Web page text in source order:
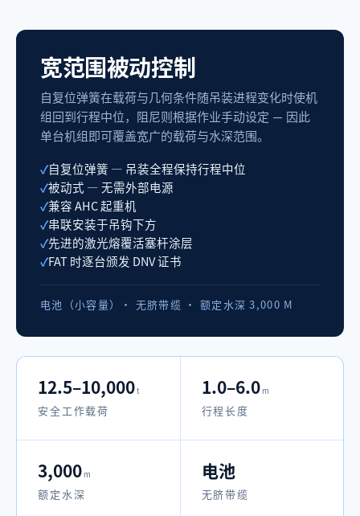
宽范围被动控制
自复位弹簧在载荷与几何条件随吊装进程变化时使机
组回到行程中位，阻尼则根据作业手动设定 — 因此
单台机组即可覆盖宽广的载荷与水深范围。
自复位弹簧 — 吊装全程保持行程中位
被动式 — 无需外部电源
兼容 AHC 起重机
串联安装于吊钩下方
先进的激光熔覆活塞杆涂层
FAT 时逐台颁发 DNV 证书
电池（小容量）· 无脐带缆 · 额定水深 3,000 M
12.5–10,000t
安全工作载荷
1.0–6.0m
行程长度
3,000 m
额定水深
电池
无脐带缆